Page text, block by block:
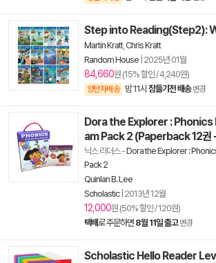
Step into Reading(Step2):
Martin Kratt, Chris Kratt
Random House 2025년 01월
84,660원 (15% 할인 / 4,240원)
양탄자배송 밤 11시 잠들기전 배송 변경
Dora the Explorer : Phonics
am Pack 2 (Paperback 12권
닉스 리더스-Dora the Explorer :
Pack 2
Quinlan B. Lee
Scholastic| 2013년 12월
12,000원 (50% 할인 / 120원)
택배로 주문하면 8월 11일 출고 변경
Scholastic Hello Reader